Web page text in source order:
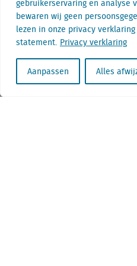
gebruikerservaring en analyse
bewaren wij geen
lezen in onze privacy
statement. Privacy verklaring
Aanpassen Alles
+32 (0) 2 267 2800
info@locatus.com
Kantoren
Nederland (hoofdkantoor)